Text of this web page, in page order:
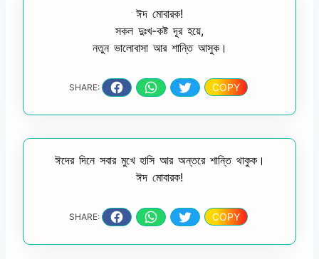
ঈদ মোবারক!
সকল দুঃখ-কষ্ট দূর হয়ে,
নতুন ভালোবাসা আর শান্তি আসুক।
SHARE: COPY
ঈদের দিনে সবার মুখে হাসি আর অন্তরে শান্তি থাকুক।
ঈদ মোবারক!
SHARE: COPY